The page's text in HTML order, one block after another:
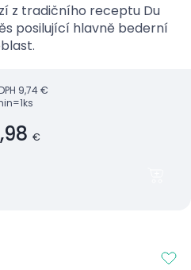
z tradičního receptu Du
posilující hlavně bederní
9,74 €
€